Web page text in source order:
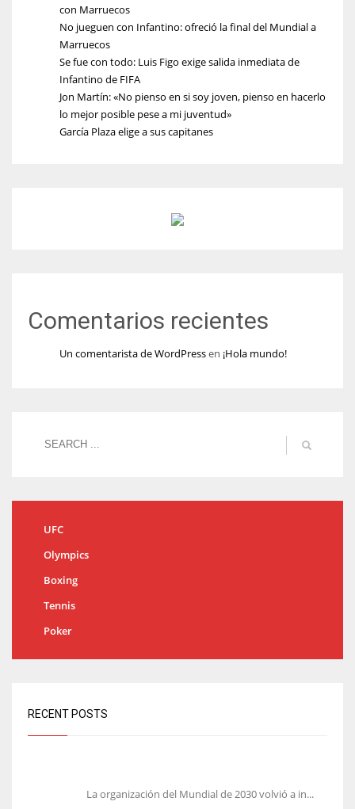
con Marruecos
No jueguen con Infantino: ofreció la final del Mundial a
Marruecos
Se fue con todo: Luis Figo exige salida inmediata de
Infantino de FIFA
Jon Martín: «No pienso en si soy joven, pienso en hacerlo
lo mejor posible pese a mi juventud»
García Plaza elige a sus capitanes
Comentarios recientes
Un comentarista de WordPressen ¡Hola mundo!
UFC
Olympics
Boxing
Tennis
Poker
RECENT POSTS
La organización del Mundial de 2030 volvió a in...